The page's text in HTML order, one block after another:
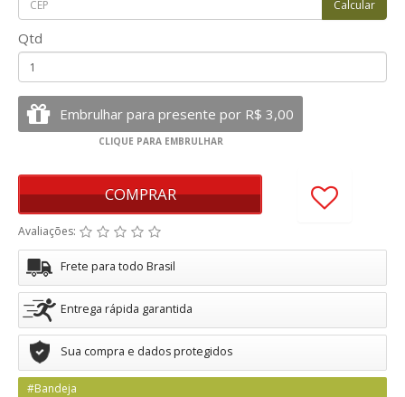
Qtd
COMPRAR
Avaliações:
Frete para todo Brasil
Entrega rápida garantida
Sua compra e dados protegidos
#Bandeja